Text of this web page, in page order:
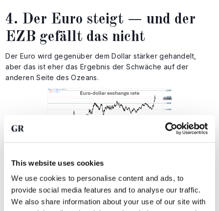
This website uses cookies
We use cookies to personalise content and ads, to
provide social media features and to analyse our traffic.
We also share information about your use of our site with
4. Der Euro steigt — und der
EZB gefällt das nicht
Der Euro wird gegenüber dem Dollar stärker gehandelt,
aber das ist eher das Ergebnis der Schwäche auf der
anderen Seite des Ozeans.
Führungskräfte der EZB, darunter Villeroy de Galhau, äußern
Bedenken: Wenn der Euro zu stark wird, wird er die Inflation